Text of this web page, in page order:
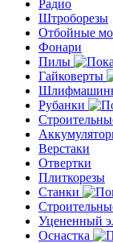
Радио
Штроборезы
Отбойные
Фонари
Пилы
Гайковерты
Рубанки
Верстаки
Отвертки
Плиткорезы
Станки
Уцененный
Оснастка